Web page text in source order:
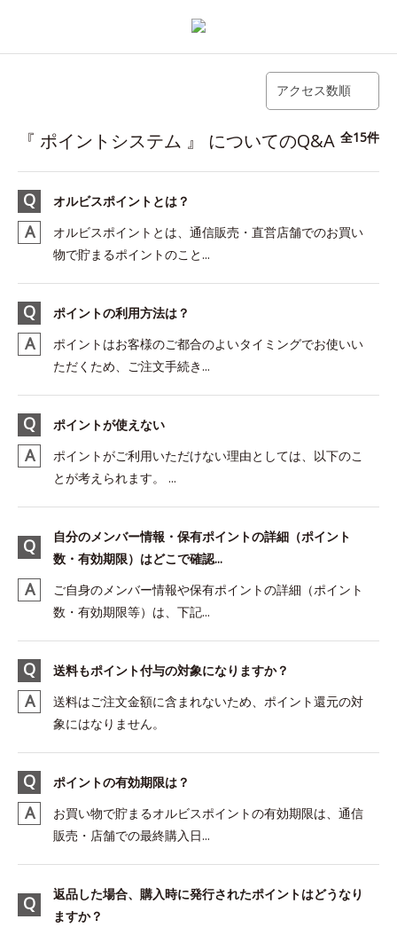
アクセス数順
『 ポイントシステム 』 についてのQ&A 全15件
オルビスポイントとは？
オルビスポイントとは、通信販売・直営店舗でのお買い
物で貯まるポイントのこと...
ポイントの利用方法は？
ポイントはお客様のご都合のよいタイミングでお使いい
ただくため、ご注文手続き...
ポイントが使えない
ポイントがご利用いただけない理由としては、以下のこ
とが考えられます。 ...
自分のメンバー情報・保有ポイントの詳細（ポイント
数・有効期限）はどこで確認...
ご自身のメンバー情報や保有ポイントの詳細（ポイント
数・有効期限等）は、下記...
送料もポイント付与の対象になりますか？
送料はご注文金額に含まれないため、ポイント還元の対
象にはなりません。
ポイントの有効期限は？
お買い物で貯まるオルビスポイントの有効期限は、通信
販売・店舗での最終購入日...
返品した場合、購入時に発行されたポイントはどうなり
ますか？